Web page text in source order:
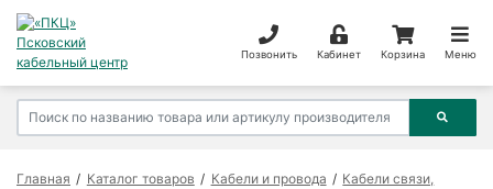
Позвонить Кабинет Корзина Меню
Главная Каталог товаров Кабели и провода
Кабели связи,